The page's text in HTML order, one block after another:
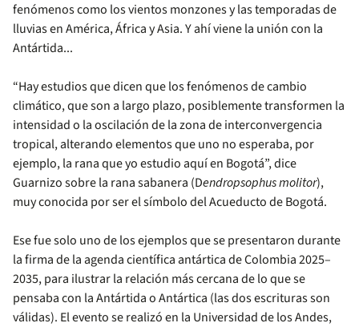
fenómenos como los vientos monzones y las temporadas de
lluvias en América, África y Asia. Y ahí viene la unión con la
Antártida...
“Hay estudios que dicen que los fenómenos de cambio
climático, que son a largo plazo, posiblemente transformen la
intensidad o la oscilación de la zona de interconvergencia
tropical, alterando elementos que uno no esperaba, por
ejemplo, la rana que yo estudio aquí en Bogotá”, dice
Guarnizo sobre la rana sabanera (Dendropsophus molitor),
muy conocida por ser el símbolo del Acueducto de Bogotá.
Ese fue solo uno de los ejemplos que se presentaron durante
la firma de la agenda científica antártica de Colombia 2025–
2035, para ilustrar la relación más cercana de lo que se
pensaba con la Antártida o Antártica (las dos escrituras son
válidas). El evento se realizó en la Universidad de los Andes,